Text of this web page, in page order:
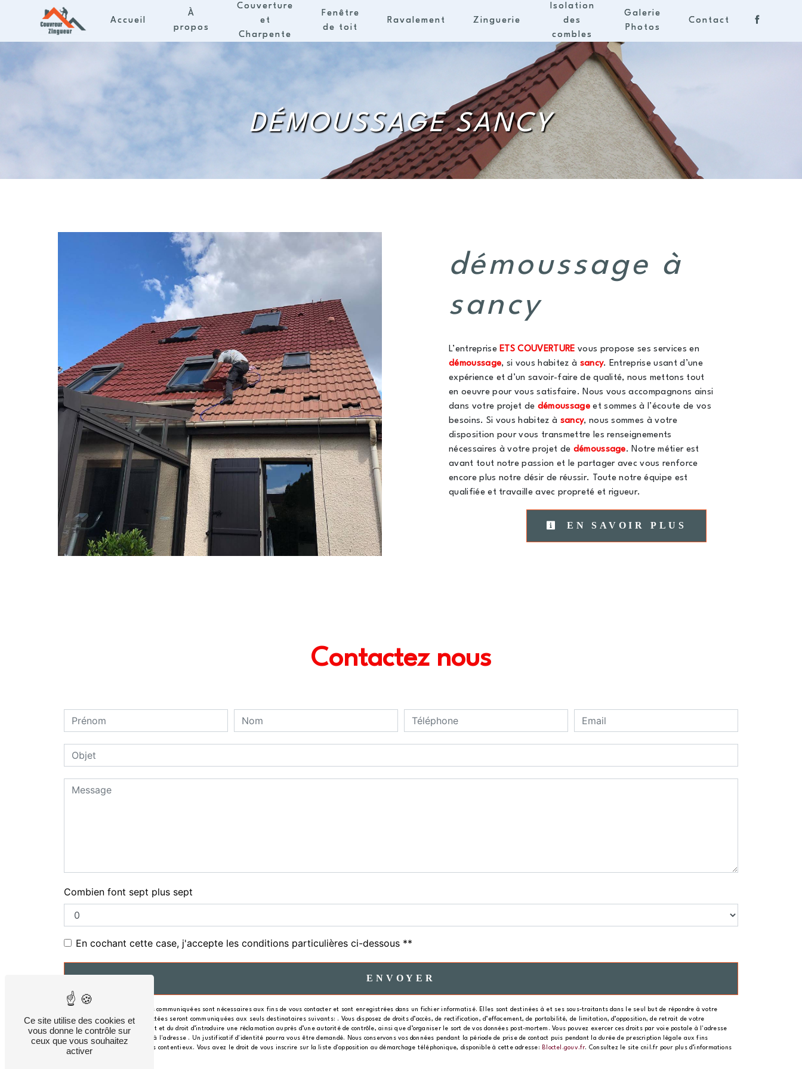
Accueil
À
propos
Couverture
et
Charpente
Fenêtre
de toit
Ravalement Zinguerie
Isolation
des
combles
Galerie
Photos
Contact
DÉMOUSSAGE SANCY
démoussage à
sancy
L’entrepriseETS COUVERTURE vous propose ses services en
démoussage, si vous habitez à sancy. Entreprise usant d’une
expérience et d’un savoir-faire de qualité, nous mettons tout
en oeuvre pour vous satisfaire. Nous vous accompagnons ainsi
dans votre projet de démoussageet sommes à l’écoute de vos
besoins. Si vous habitez à sancy, nous sommes à votre
disposition pour vous transmettre les renseignements
nécessaires à votre projet de démoussage. Notre métier est
avant tout notre passion et le partager avec vous renforce
encore plus notre désir de réussir. Toute notre équipe est
qualifiée et travaille avec propreté et rigueur.
EN SAVOIR PLUS
Contactez nous
Combien font sept plus sept
En cochant cette case, j'accepte les conditions particulières ci-dessous **
ENVOYER
** Les données personnelles communiquées sont nécessaires aux fins de vous contacter et sont enregistrées dans un fichier informatisé. Elles sont destinées à et ses sous-traitants dans le seul but de répondre à votre
message. Les données collectées seront communiquées aux seuls destinataires suivants: . Vous disposez de droits d’accès, de rectification, d’effacement, de portabilité, de limitation, d’opposition, de retrait de votre
consentement à tout moment et du droit d’introduire une réclamation auprès d’une autorité de contrôle, ainsi que d’organiser le sort de vos données post-mortem. Vous pouvez exercer ces droits par voie postale à l'adresse
ou par courrier électronique à l'adresse . Un justificatif d'identité pourra vous être demandé. Nous conservons vos données pendant la période de prise de contact puis pendant la durée de prescription légale aux fins
probatoires et de gestion des contentieux. Vous avez le droit de vous inscrire sur la liste d'opposition au démarchage téléphonique, disponible à cette adresse: Bloctel.gouv.fr. Consultez le site cnil.fr pour plus d’informations
Panneau de gestion des cookies
Ce site utilise des cookies et
vous donne le contrôle sur
ceux que vous souhaitez
activer